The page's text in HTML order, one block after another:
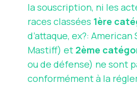
la souscription, ni les
races classées 1ère
d’attaque, ex?:
Mastiff) et 2ème
ou de défense) ne sont
conformément à la